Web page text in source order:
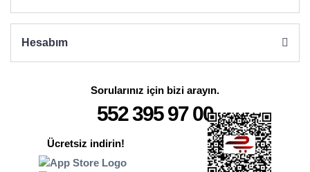
Hesabım
Sorularınız için bizi arayın.
552 395 97 00
Ücretsiz indirin!